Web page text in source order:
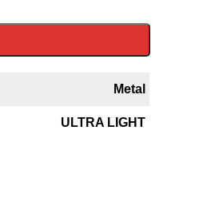
Metal
ULTRA LIGHT